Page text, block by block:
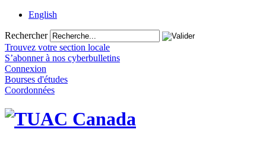
English
Rechercher
Trouvez votre section locale
S’abonner à nos cyberbulletins
Connexion
Bourses d'études
Coordonnées